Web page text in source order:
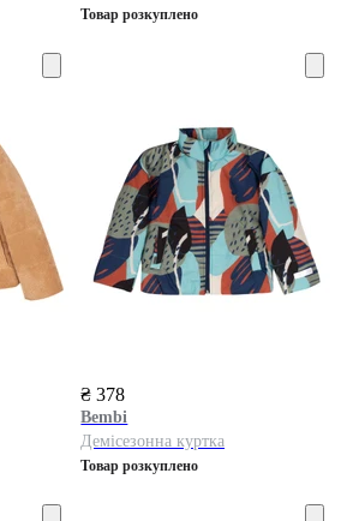
Товар розкуплено
₴ 378
Bembi
Демісезонна куртка
Товар розкуплено